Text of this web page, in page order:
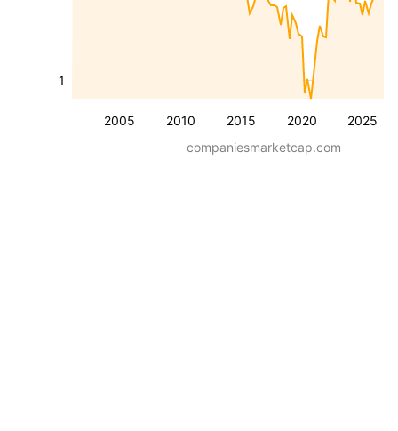
2005 2010 2015 2020 2025
1
companiesmarketcap.com